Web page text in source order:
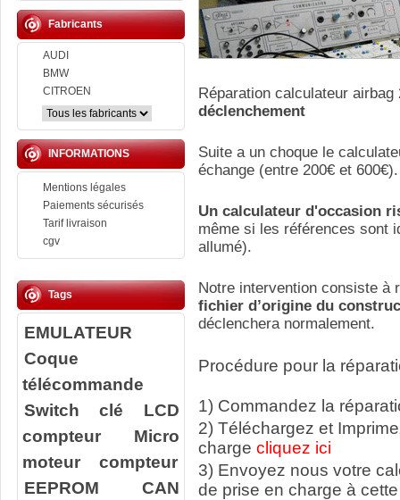
Fabricants
AUDI
BMW
CITROEN
INFORMATIONS
Mentions légales
Paiements sécurisés
Tarif livraison
cgv
Tags
EMULATEUR
Coque
télécommande
Switch clé
LCD
compteur
Micro
moteur compteur
EEPROM
CAN
Réparation calculateur airbag
déclenchement
Suite a un choque le
échange (entre 200€ et 600€).
Un calculateur d'occasion
même si les références sont
allumé).
Notre intervention consiste à r
fichier d’origine du
déclenchera normalement.
Procédure pour la
1) Commandez la
2) Téléchargez et
charge cliquez ici
3) Envoyez nous votre
de prise en charge à